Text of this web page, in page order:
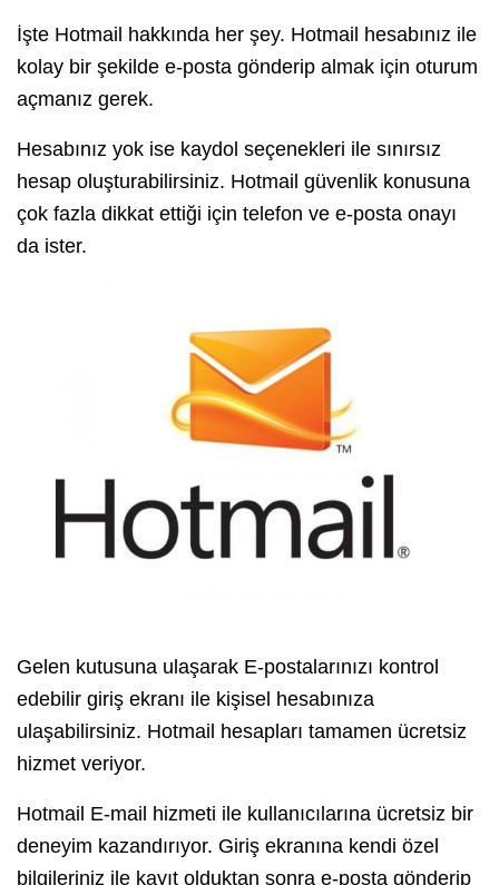
İşte Hotmail hakkında her şey. Hotmail hesabınız ile
kolay bir şekilde e-posta gönderip almak için oturum
açmanız gerek.
Hesabınız yok ise kaydol seçenekleri ile sınırsız
hesap oluşturabilirsiniz. Hotmail güvenlik konusuna
çok fazla dikkat ettiği için telefon ve e-posta onayı
da ister.
Gelen kutusuna ulaşarak E-postalarınızı kontrol
edebilir giriş ekranı ile kişisel hesabınıza
ulaşabilirsiniz. Hotmail hesapları tamamen ücretsiz
hizmet veriyor.
Hotmail E-mail hizmeti ile kullanıcılarına ücretsiz bir
deneyim kazandırıyor. Giriş ekranına kendi özel
bilgileriniz ile kayıt olduktan sonra e-posta gönderip